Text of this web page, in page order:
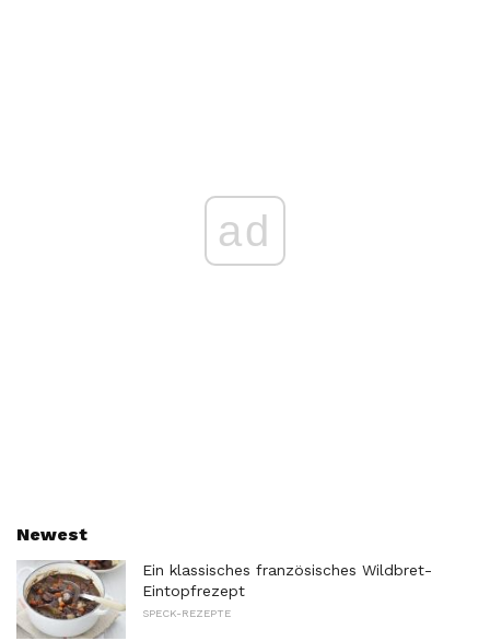
ad
Newest
Ein klassisches französisches Wildbret-
Eintopfrezept
SPECK-REZEPTE